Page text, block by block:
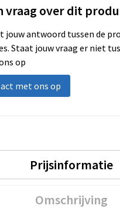
vraag over dit
jouw antwoord tussen de
Staat jouw vraag er niet
op
met ons op
Prijsinformatie
Omschrijving